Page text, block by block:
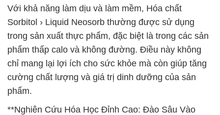
Với khả năng làm dịu và làm mềm, Hóa chất
Sorbitol › Liquid Neosorb thường được sử dụng
trong sản xuất thực phẩm, đặc biệt là trong các sản
phẩm thấp calo và không đường. Điều này không
chỉ mang lại lợi ích cho sức khỏe mà còn giúp tăng
cường chất lượng và giá trị dinh dưỡng của sản
phẩm.
**Nghiên Cứu Hóa Học Đỉnh Cao: Đào Sâu Vào